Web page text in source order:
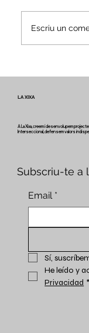
Escriu un
LA XIXA
A La Xixa, creem i desenvolupem
Interseccional, defensem valors
Subscriu-te a
Email *
Sí,
He leído y
Privacidad *